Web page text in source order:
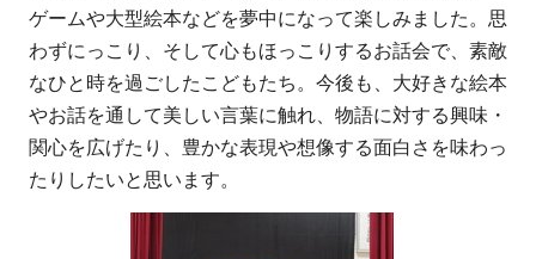
ゲームや大型絵本などを夢中になって楽しみました。思
わずにっこり、そして心もほっこりするお話会で、素敵
なひと時を過ごしたこどもたち。今後も、大好きな絵本
やお話を通して美しい言葉に触れ、物語に対する興味・
関心を広げたり、豊かな表現や想像する面白さを味わっ
たりしたいと思います。